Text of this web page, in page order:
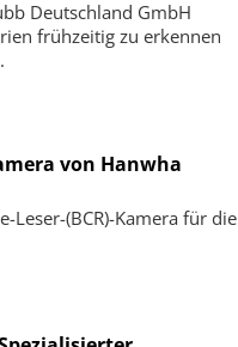
Deutschland GmbH
frühzeitig zu erkennen
von Hanwha
Leser-(BCR)-Kamera für die